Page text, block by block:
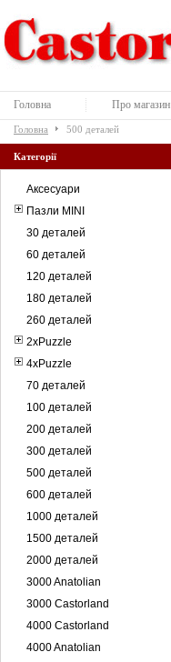
Головна Про магазин
Головна 500 деталей
Категорії
Аксесуари
Пазли MINI
30 деталей
60 деталей
120 деталей
180 деталей
260 деталей
2xPuzzle
4xPuzzle
70 деталей
100 деталей
200 деталей
300 деталей
500 деталей
600 деталей
1000 деталей
1500 деталей
2000 деталей
3000 Anatolian
3000 Castorland
4000 Castorland
4000 Anatolian